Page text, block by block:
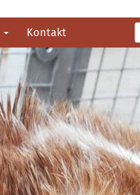
Kontakt